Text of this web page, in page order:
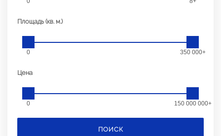
Площадь (кв. м.)
0 350 000+
Цена
0 150 000 000+
ПОИСК